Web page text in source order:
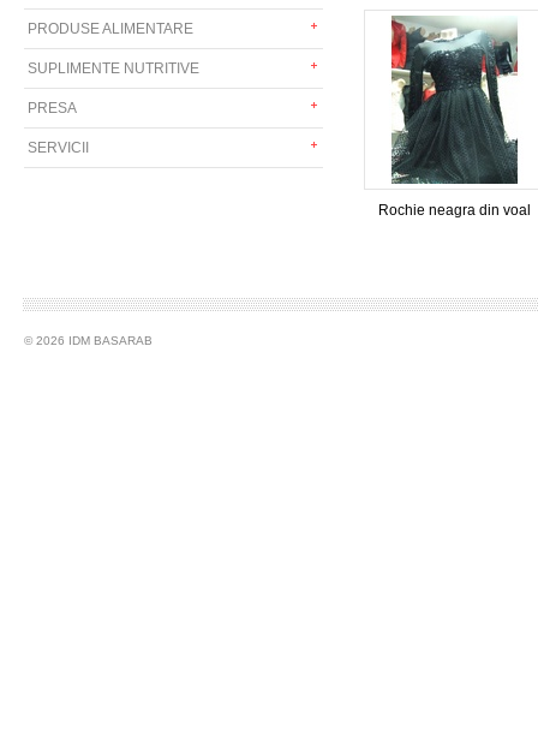
PRODUSE ALIMENTARE
SUPLIMENTE NUTRITIVE
PRESA
SERVICII
Rochie neagra din voal
© 2026 IDM BASARAB